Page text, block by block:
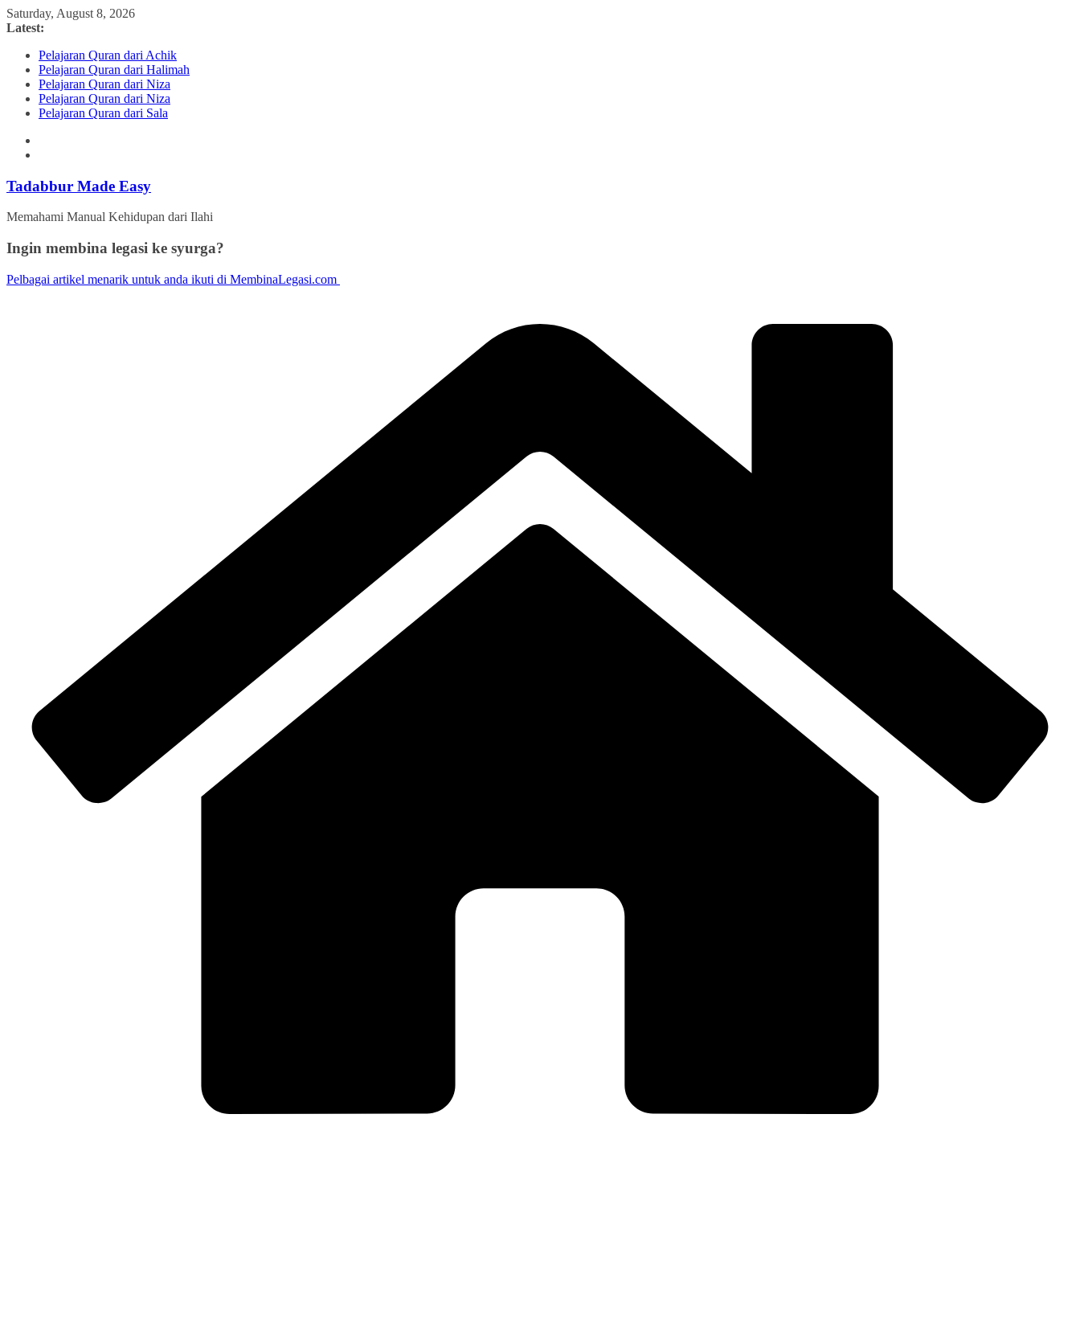
Skip
to
Saturday, August 8, 2026
Latest:
Pelajaran Quran dari Achik
Pelajaran Quran dari Halimah
Pelajaran Quran dari Niza
Pelajaran Quran dari Niza
Pelajaran Quran dari Sala
Tadabbur Made Easy
Memahami Manual Kehidupan dari Ilahi
Ingin membina legasi ke syurga?
Pelbagai artikel menarik untuk anda ikuti di MembinaLegasi.com